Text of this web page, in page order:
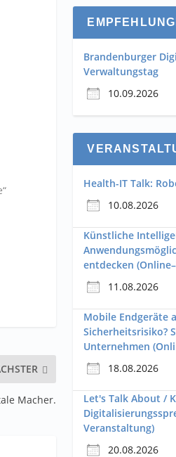
Macher.
Brandenburger
Verwaltungstag
10.09.2026
Health-IT Talk:
10.08.2026
Künstliche
entdecken
11.08.2026
Mobile Endgeräte
Sicherheitsrisiko?
Unternehmen
18.08.2026
Let's Talk About /
Veranstaltung)
20.08.2026